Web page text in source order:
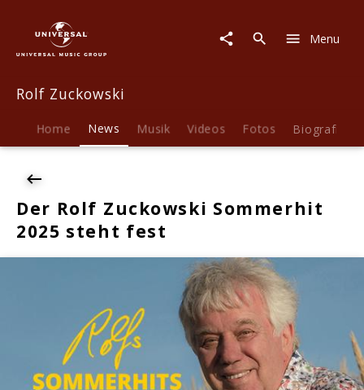
Zuckowski
News
Der
Zuckowski
Sommerhit
steht
Menu
Rolf Zuckowski
Home News Musik Videos Fotos Biografie
Der Rolf Zuckowski Sommerhit
2025 steht fest